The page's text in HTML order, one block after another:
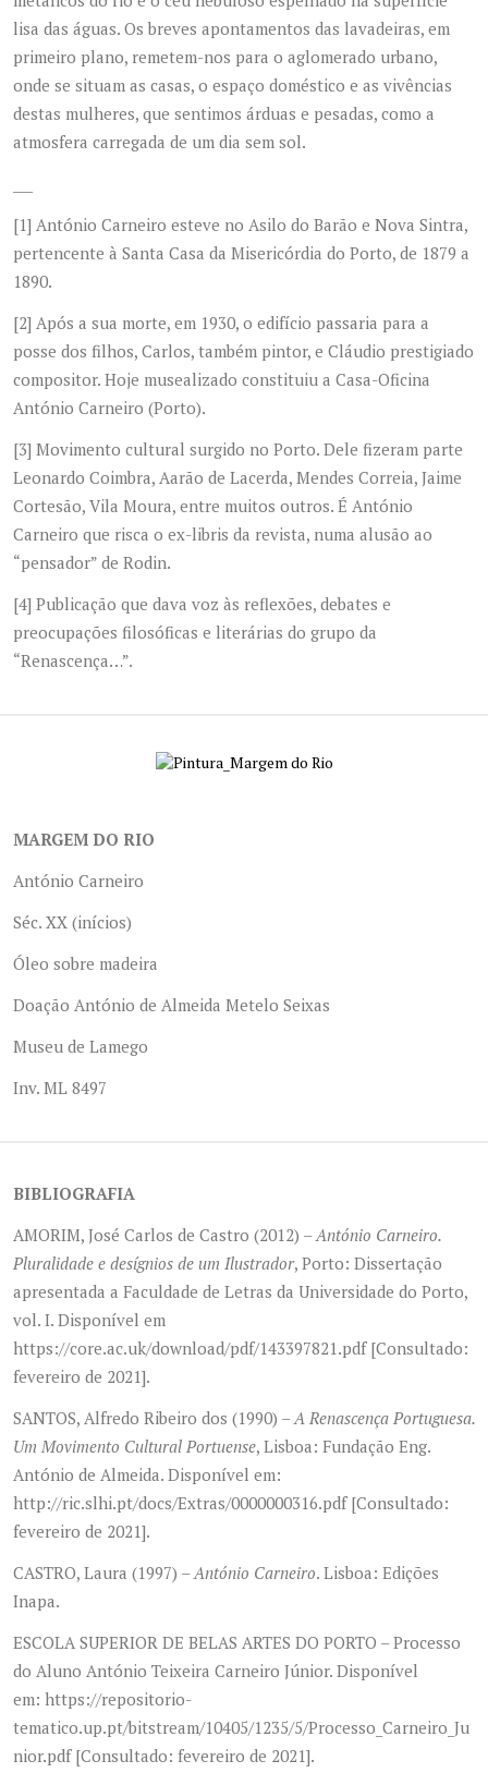
lisa das águas. Os breves apontamentos das lavadeiras, em
primeiro plano, remetem-nos para o aglomerado urbano,
onde se situam as casas, o espaço doméstico e as vivências
destas mulheres, que sentimos árduas e pesadas, como a
atmosfera carregada de um dia sem sol.
[1] António Carneiro esteve no Asilo do Barão e Nova Sintra,
pertencente à Santa Casa da Misericórdia do Porto, de 1879 a
1890.
[2] Após a sua morte, em 1930, o edifício passaria para a
posse dos filhos, Carlos, também pintor, e Cláudio prestigiado
compositor. Hoje musealizado constituiu a Casa-Oficina
António Carneiro (Porto).
[3] Movimento cultural surgido no Porto. Dele fizeram parte
Leonardo Coimbra, Aarão de Lacerda, Mendes Correia, Jaime
Cortesão, Vila Moura, entre muitos outros. É António
Carneiro que risca o ex-libris da revista, numa alusão ao
“pensador” de Rodin.
[4] Publicação que dava voz às reflexões, debates e
preocupações filosóficas e literárias do grupo da
“Renascença…”.
MARGEM DO RIO
António Carneiro
Séc. XX (inícios)
Óleo sobre madeira
Doação António de Almeida Metelo Seixas
Museu de Lamego
Inv. ML 8497
BIBLIOGRAFIA
AMORIM, José Carlos de Castro (2012) –António Carneiro.
Pluralidade e desígnios de um Ilustrador, Porto: Dissertação
apresentada a Faculdade de Letras da Universidade do Porto,
vol. I. Disponível em
https://core.ac.uk/download/pdf/143397821.pdf [Consultado:
fevereiro de 2021].
SANTOS, Alfredo Ribeiro dos (1990) –A Renascença Portuguesa.
Um Movimento Cultural Portuense, Lisboa: Fundação Eng.
António de Almeida. Disponível em:
http://ric.slhi.pt/docs/Extras/0000000316.pdf [Consultado:
fevereiro de 2021].
CASTRO, Laura (1997) –António Carneiro. Lisboa: Edições
Inapa.
ESCOLA SUPERIOR DE BELAS ARTES DO PORTO – Processo
do Aluno António Teixeira Carneiro Júnior. Disponível
em: https://repositorio-
tematico.up.pt/bitstream/10405/1235/5/Processo_Carneiro_Ju
nior.pdf [Consultado: fevereiro de 2021].